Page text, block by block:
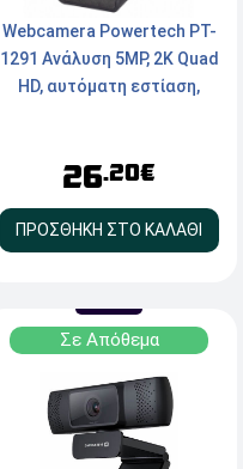
Webcamera Powertech PT-
1291 Aνάλυση 5MP, 2K Quad
HD, αυτόματη εστίαση,
26.20€
ΠΡΟΣΘΗΚΗ ΣΤΟ ΚΑΛΑΘΙ
Σε Απόθεμα